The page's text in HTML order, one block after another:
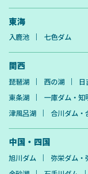
東海
入鹿池 七色ダム
関西
琵琶湖 西の湖
東条湖
一庫ダム・知
津風呂湖
合川ダム・
中国・四国
旭川ダム 弥栄ダム・